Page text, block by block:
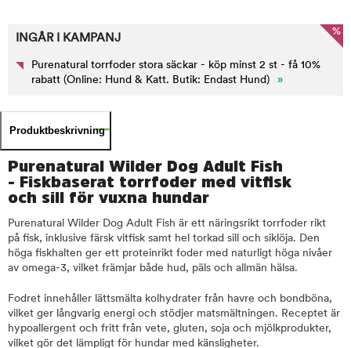
%
INGÅR I KAMPANJ
Purenatural torrfoder stora säckar - köp minst 2 st - få 10%
rabatt (Online: Hund & Katt. Butik: Endast Hund)
»
Produktbeskrivning
Purenatural Wilder Dog Adult Fish
- Fiskbaserat torrfoder med vitfisk
och sill för vuxna hundar
Purenatural Wilder Dog Adult Fish är ett näringsrikt torrfoder rikt
på fisk, inklusive färsk vitfisk samt hel torkad sill och siklöja. Den
höga fiskhalten ger ett proteinrikt foder med naturligt höga nivåer
av omega-3, vilket främjar både hud, päls och allmän hälsa.
Fodret innehåller lättsmälta kolhydrater från havre och bondböna,
vilket ger långvarig energi och stödjer matsmältningen. Receptet är
hypoallergent och fritt från vete, gluten, soja och mjölkprodukter,
vilket gör det lämpligt för hundar med känsligheter.